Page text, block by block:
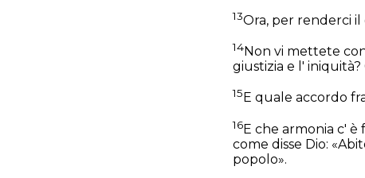
13Ora, per renderci
14Non vi mettete
giustizia e l'
15 E quale accordo
16E che armonia c' è
come disse Dio:
popolo».